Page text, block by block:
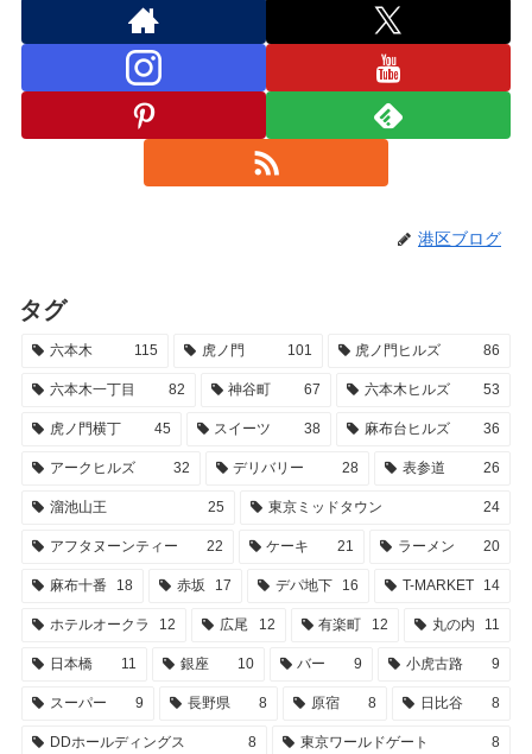
港区ブログ
タグ
六本木 115 虎ノ門 101 虎ノ門ヒルズ 86
六本木一丁目 82 神谷町 67 六本木ヒルズ 53
虎ノ門横丁 45 スイーツ 38 麻布台ヒルズ 36
アークヒルズ 32 デリバリー 28 表参道 26
溜池山王 25 東京ミッドタウン 24
アフタヌーンティー 22 ケーキ 21 ラーメン 20
麻布十番 18 赤坂 17 デパ地下 16 T-MARKET 14
ホテルオークラ 12 広尾 12 有楽町 12 丸の内 11
日本橋 11 銀座 10 バー 9 小虎古路 9
スーパー 9 長野県 8 原宿 8 日比谷 8
DDホールディングス 8 東京ワールドゲート 8